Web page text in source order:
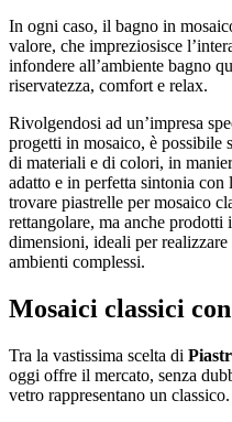
In ogni caso, il bagno in
valore, che impreziosisce
infondere all’ambiente bagno
riservatezza, comfort e relax.
Rivolgendosi ad un’impresa
progetti in mosaico, è possibile
di materiali e di colori, in
adatto e in perfetta sintonia
trovare piastrelle per mosaico
rettangolare, ma anche
dimensioni, ideali per
ambienti complessi.
Mosaici classici
Tra la vastissima scelta di
oggi offre il mercato, senza
vetro rappresentano un classico.